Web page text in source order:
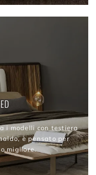
i modelli con testiera
è pensato per
migliore.